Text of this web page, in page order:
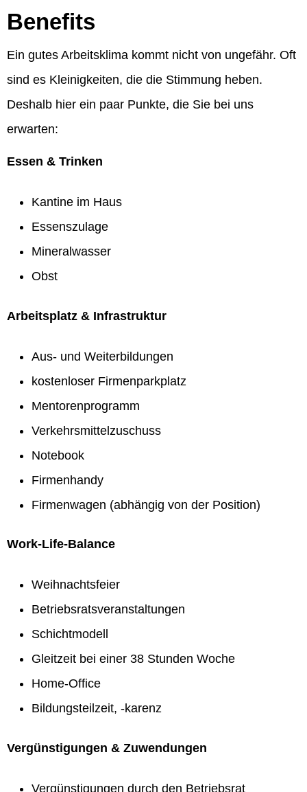
Benefits
Ein gutes Arbeitsklima kommt nicht von ungefähr. Oft
sind es Kleinigkeiten, die die Stimmung heben.
Deshalb hier ein paar Punkte, die Sie bei uns
erwarten:
Essen & Trinken
Kantine im Haus
Essenszulage
Mineralwasser
Obst
Arbeitsplatz & Infrastruktur
Aus- und Weiterbildungen
kostenloser Firmenparkplatz
Mentorenprogramm
Verkehrsmittelzuschuss
Notebook
Firmenhandy
Firmenwagen (abhängig von der Position)
Work-Life-Balance
Weihnachtsfeier
Betriebsratsveranstaltungen
Schichtmodell
Gleitzeit bei einer 38 Stunden Woche
Home-Office
Bildungsteilzeit, -karenz
Vergünstigungen & Zuwendungen
Vergünstigungen durch den Betriebsrat